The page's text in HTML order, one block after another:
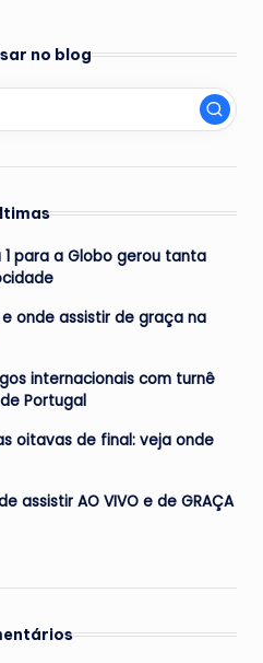
no blog
para a Globo gerou tanta
onde assistir de graça na
internacionais com turnê
Portugal
oitavas de final: veja onde
assistir AO VIVO e de GRAÇA